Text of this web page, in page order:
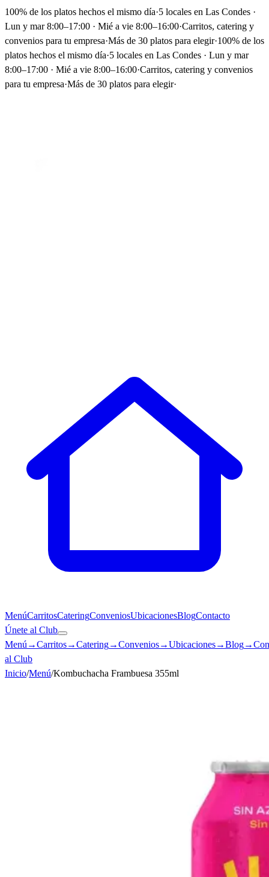
100% de los platos hechos el mismo día·5 locales en Las Condes ·
Lun y mar 8:00–17:00 · Mié a vie 8:00–16:00·Carritos, catering y
convenios para tu empresa·Más de 30 platos para elegir·100% de los
platos hechos el mismo día·5 locales en Las Condes · Lun y mar
8:00–17:00 · Mié a vie 8:00–16:00·Carritos, catering y convenios
para tu empresa·Más de 30 platos para elegir·
MenúCarritosCateringConveniosUbicacionesBlogContacto
Únete al Club
Menú →Carritos→Catering→Convenios→Ubicaciones→Blog→
al Club
Inicio/Menú/Kombuchacha Frambuesa 355ml